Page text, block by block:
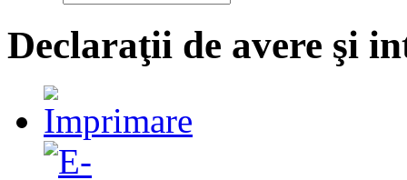
Declaraţii de avere şi